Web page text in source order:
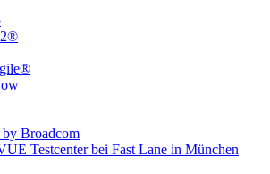
Broadcom
Testcenter bei Fast Lane in München